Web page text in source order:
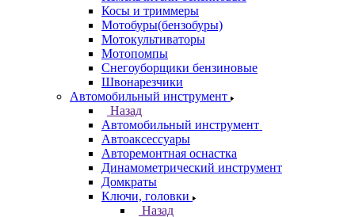
Косы и триммеры
Мотобуры(бензобуры)
Мотокультиваторы
Мотопомпы
Снегоуборщики бензиновые
Швонарезчики
Автомобильный инструмент
Назад
Автомобильный инструмент
Автоаксессуары
Авторемонтная оснастка
Динамометрический инструмент
Домкраты
Ключи, головки
Назад